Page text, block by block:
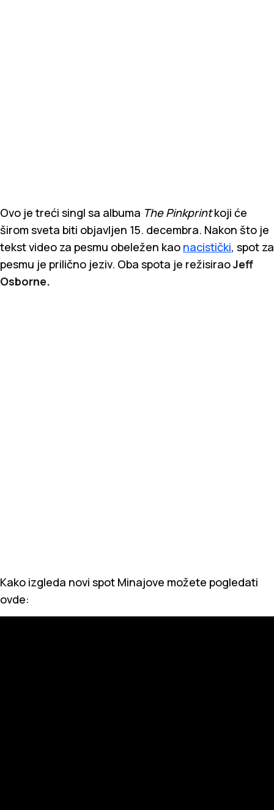
Ovo je treći singl sa albuma The Pinkprintkoji će
širom sveta biti objavljen 15. decembra. Nakon što je
tekst video za pesmu obeležen kao nacistički, spot za
pesmu je prilično jeziv. Oba spota je režisiraoJeff
Osborne.
Kako izgleda novi spot Minajove možete pogledati
ovde: